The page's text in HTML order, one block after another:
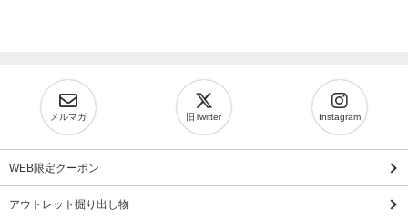
メルマガ 旧Twitter Instagram
WEB限定クーポン
アウトレット掘り出し物